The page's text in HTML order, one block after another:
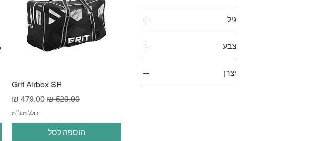
גיל
צבע
יצרן
Grit Airbox SR
מחיר רגיל‏529.00 ‏₪ מחיר מבצע
כולל מע״מ
הוספה לסל